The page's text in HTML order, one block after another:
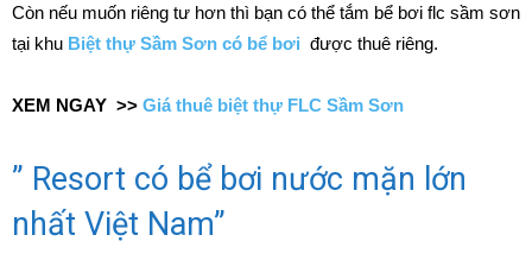
Còn nếu muốn riêng tư hơn thì bạn có thể tắm bể bơi flc sầm sơn
tại khu Biệt thự Sầm Sơn có bể bơi được thuê riêng.
XEM NGAY >> Giá thuê biệt thự FLC Sầm Sơn
” Resort có bể bơi nước mặn lớn
nhất Việt Nam”